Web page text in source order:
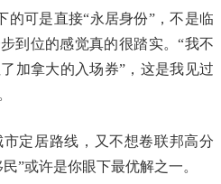
的可是直接“永居身份”，不是临
到位的感觉真的很踏实。“我不
加拿大的入场券”，这是我见过
定居路线，又不想卷联邦高分
”或许是你眼下最优解之一。